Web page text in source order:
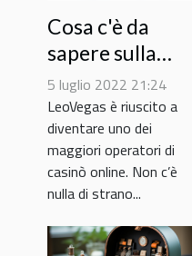
Cosa c'è da
sapere sulla
piattaforma di
LeoVegas
5 luglio 2022 21:24
LeoVegas è riuscito a
diventare uno dei
maggiori operatori di
casinò online. Non c’è
nulla di strano...